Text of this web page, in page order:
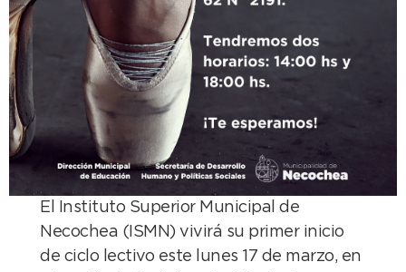
El Instituto Superior Municipal de
Necochea (ISMN) vivirá su primer inicio
de ciclo lectivo este lunes 17 de marzo, en